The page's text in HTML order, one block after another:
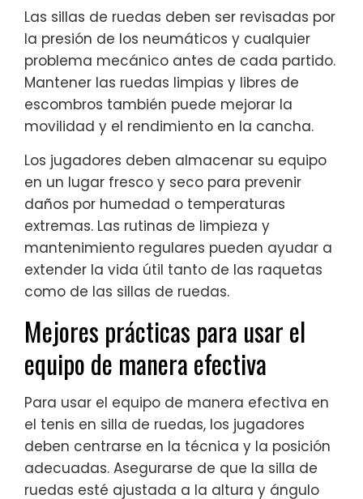
Las sillas de ruedas deben ser revisadas por
la presión de los neumáticos y cualquier
problema mecánico antes de cada partido.
Mantener las ruedas limpias y libres de
escombros también puede mejorar la
movilidad y el rendimiento en la cancha.
Los jugadores deben almacenar su equipo
en un lugar fresco y seco para prevenir
daños por humedad o temperaturas
extremas. Las rutinas de limpieza y
mantenimiento regulares pueden ayudar a
extender la vida útil tanto de las raquetas
como de las sillas de ruedas.
Mejores prácticas para usar el
equipo de manera efectiva
Para usar el equipo de manera efectiva en
el tenis en silla de ruedas, los jugadores
deben centrarse en la técnica y la posición
adecuadas. Asegurarse de que la silla de
ruedas esté ajustada a la altura y ángulo